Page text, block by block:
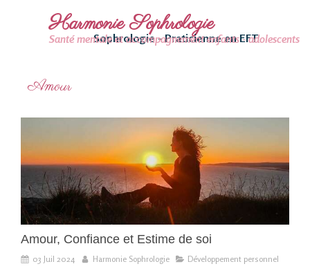
Harmonie Sophrologie
Sophrologie - Praticienne en EFT
Santé mentale et accompagnement enfants - adolescents
Amour
Amour, Confiance et Estime de soi
03 Juil 2024 Harmonie Sophrologie Développement personnel